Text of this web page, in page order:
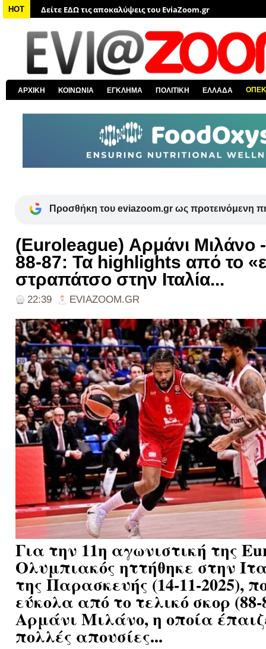
HOT
Δείτε ΕΔΩ τις αποκαλύψεις του EviaZoom.gr
Δείτε ΕΔΩ όλα τα αστυνομικά νέα
Δείτε ΕΔΩ όλα τα νέα από τον κόσμο
Δείτε ΕΔΩ όλα τα νέα για την Χαλκίδα και όλη την Εύβοια
Δείτε ΕΔΩ όλες τις ειδήσεις από την Ελλάδα
Δείτε ΕΔΩ όλα τα πολιτικά νέα
ΑΡΧΙΚΗ ΚΟΙΝΩΝΙΑ ΕΓΚΛΗΜΑ ΠΟΛΙΤΙΚΗ ΕΛΛΑΔΑ
Προσθήκη του eviazoom.gr ως προτεινόμενη
(Euroleague) Αρμάνι Μιλάνο
88-87: Τα highlights από το
στραπάτσο στην Ιταλία...
22:39 EVIAZOOM.GR
Για την 11η αγωνιστική της
Ολυμπιακός ηττήθηκε στην
της Παρασκευής (14-11-2025),
εύκολα από το τελικό σκορ
Αρμάνι Μιλάνο, η οποία
πολλές απουσίες...